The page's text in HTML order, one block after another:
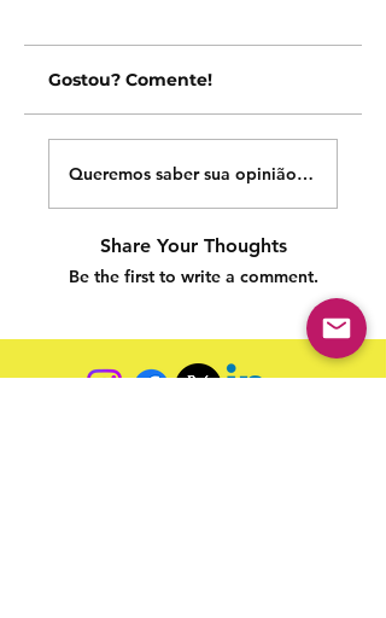
Gostou? Comente!
Queremos saber sua opinião sobre
Share Your Thoughts
Be the first to write a comment.